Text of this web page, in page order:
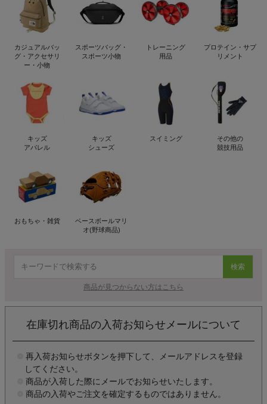
カジュアルバッ
グ・アクセサリ
ー・小物
スポーツバッグ・
スポーツ小物
トレーニング
用品
プロテイン・サプ
リメント
キッズ
アパレル
キッズ
シューズ
スイミング
その他の
競技用品
おもちゃ・雑貨
ベースボールマリ
オ(野球商品)
検索
商品が見つからない方はこちら
在庫切れ商品の入荷お知らせメールについて
再入荷お知らせボタンを押下して、メールアドレスを登録
してください。
商品が入荷した際にメールでお知らせいたします。
商品の入荷やご注文を確定するものではありません。